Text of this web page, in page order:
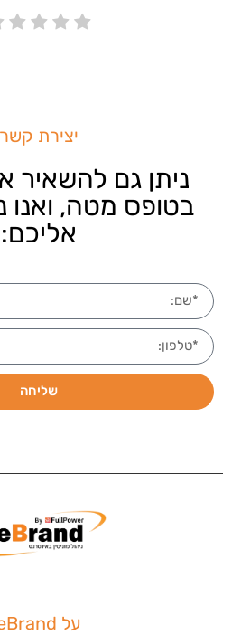
יצירת קשר
ניתן גם להשאיר
בטופס מטה, ואנו
אליכם:
שליחה
על eBrand